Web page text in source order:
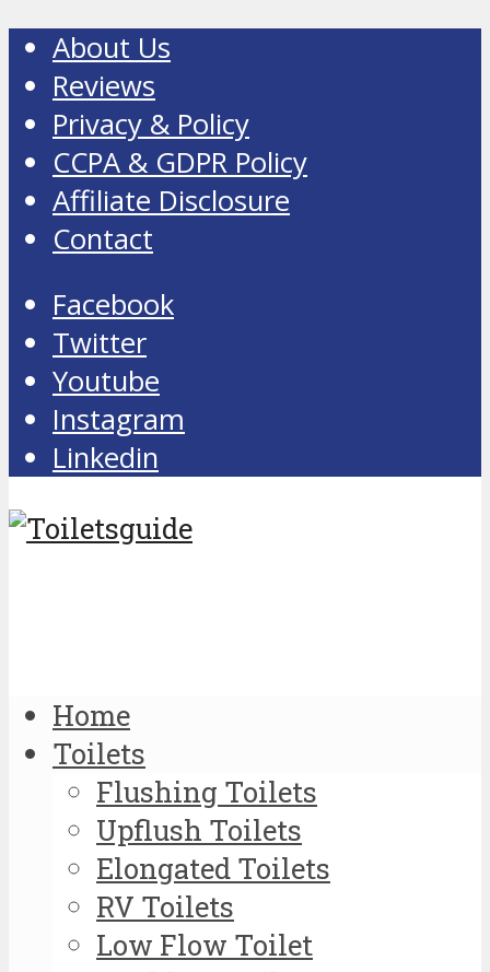
About Us
Reviews
Privacy & Policy
CCPA & GDPR Policy
Affiliate Disclosure
Contact
Facebook
Twitter
Youtube
Instagram
Linkedin
Home
Toilets
Flushing Toilets
Upflush Toilets
Elongated Toilets
RV Toilets
Low Flow Toilet